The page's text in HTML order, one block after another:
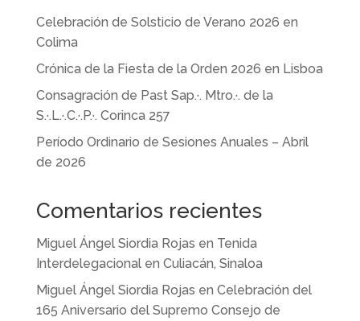
Celebración de Solsticio de Verano 2026 en
Colima
Crónica de la Fiesta de la Orden 2026 en Lisboa
Consagración de Past Sap.·. Mtro.·. de la
S.·.L.·.C.·.P.·. Corinca 257
Período Ordinario de Sesiones Anuales – Abril
de 2026
Comentarios recientes
Miguel Ángel Siordia Rojas en Tenida
Interdelegacional en Culiacán, Sinaloa
Miguel Ángel Siordia Rojas en Celebración del
165 Aniversario del Supremo Consejo de